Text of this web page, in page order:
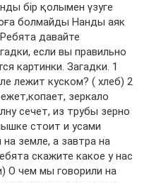
бір қолымен үзуге
болмайды Нанды аяк
давайте
если вы правильно
картинки. Загадки. 1
лежит куском? ( хлеб) 2
зеркало
сечет, из трубы зерно
стоит и усами
земле, а завтра на
скажите какое у нас
О чем мы говорили на